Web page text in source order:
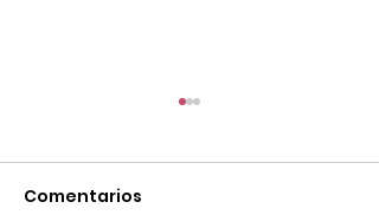
Comentarios